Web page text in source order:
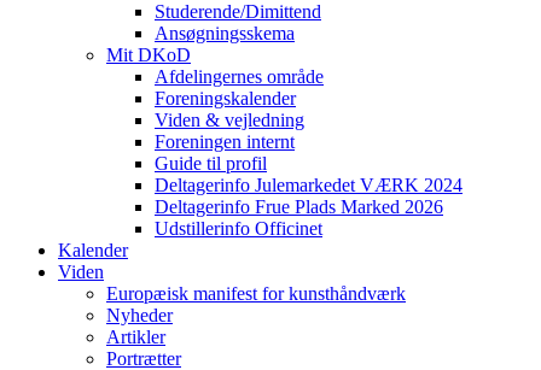
Studerende/Dimittend
Ansøgningsskema
Mit DKoD
Afdelingernes område
Foreningskalender
Viden & vejledning
Foreningen internt
Guide til profil
Deltagerinfo Julemarkedet VÆRK 2024
Deltagerinfo Frue Plads Marked 2026
Udstillerinfo Officinet
Kalender
Viden
Europæisk manifest for kunsthåndværk
Nyheder
Artikler
Portrætter